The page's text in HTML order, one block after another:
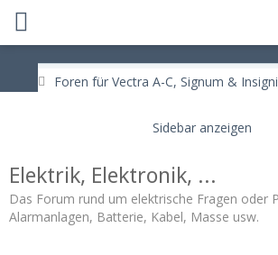
Foren für Vectra A-C, Signum &
Elektrik, Elektronik, ...
Das Forum rund um elektrische Fragen oder
Alarmanlagen, Batterie, Kabel, Masse usw.